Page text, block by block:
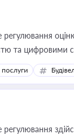
та цифровими
власника
корпоративних
послуги